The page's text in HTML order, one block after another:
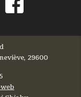
29600